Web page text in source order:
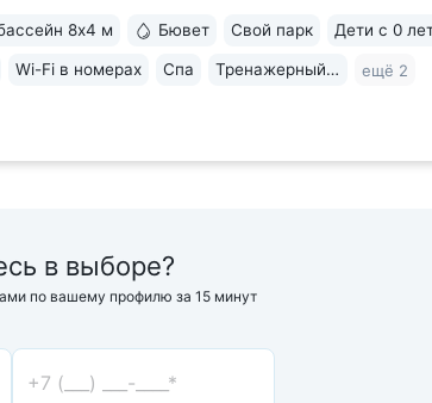
горы Бештау. Тишина и покой.
чистым воздухом,
8х4 м Бювет Свой парк Дети с 0
Wi-Fi в номерах Спа Тренажерный зал ещё 2
в выборе?
по вашему профилю за 15 минут